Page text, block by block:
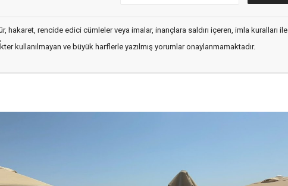
hakaret, rencide edici cümleler veya imalar, inançlara saldırı içeren, imla kuralları ile
kullanılmayan ve büyük harflerle yazılmış yorumlar onaylanmamaktadır.